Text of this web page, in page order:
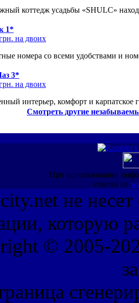
коттедж усадьбы «SHULC»
1*
на двоих
номера со всеми удобствами и
3*
на двоих
интерьер, комфорт и карпатское
Смотреть другие
При использовании
ссылка на
не несет
которую
© 2005-